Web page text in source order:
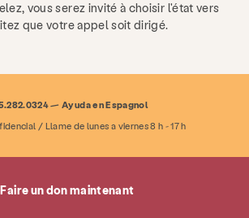
Ligne de ressources Thérapie
vous serez invité à choisir l'état vers
que votre appel soit dirigé.
— Ayuda en Espagnol
/ Llame de lunes a viernes 8 h - 17 h
Faire un don maintenant